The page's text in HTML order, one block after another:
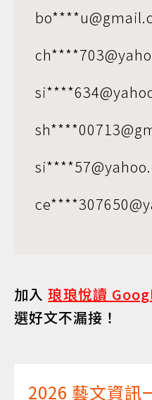
加入琅琅悅讀
選好文不漏接！
2026 藝文資訊